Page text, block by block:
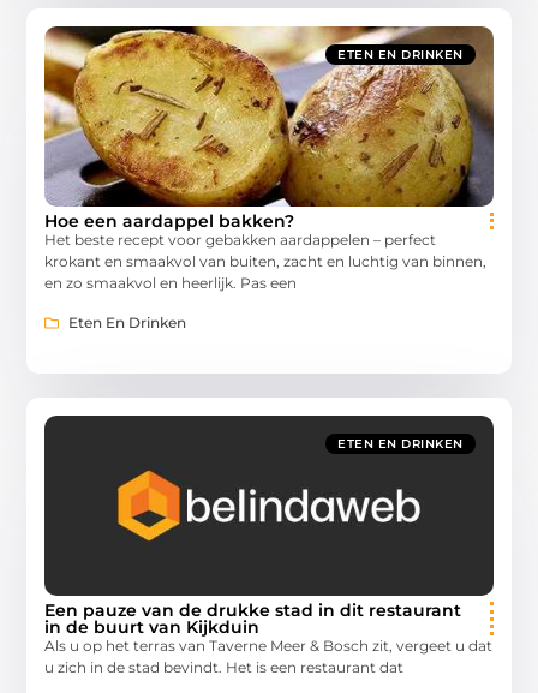
ETEN EN DRINKEN
Hoe een aardappel bakken?
Het beste recept voor gebakken aardappelen – perfect
krokant en smaakvol van buiten, zacht en luchtig van binnen,
en zo smaakvol en heerlijk. Pas een
Eten En Drinken
ETEN EN DRINKEN
Een pauze van de drukke stad in dit restaurant
in de buurt van Kijkduin
Als u op het terras van Taverne Meer & Bosch zit, vergeet u dat
u zich in de stad bevindt. Het is een restaurant dat